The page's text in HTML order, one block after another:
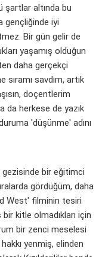
şartlar altında bu
gençliğinde iyi
Bir gün gelir de
yaşamış olduğun
daha gerçekçi
savdım, artık
doçentlerim
da herkese de yazık
'düşünme' adını
gezisinde bir eğitimci
gördüğüm, daha
West' filminin tesiri
bir kitle olmadıkları için
bir zenci meselesi
yenmiş, elinden